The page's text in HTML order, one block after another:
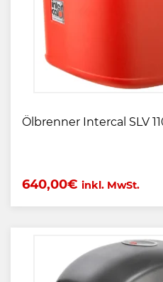
Ölbrenner Intercal SLV
640,00€ inkl. MwSt.